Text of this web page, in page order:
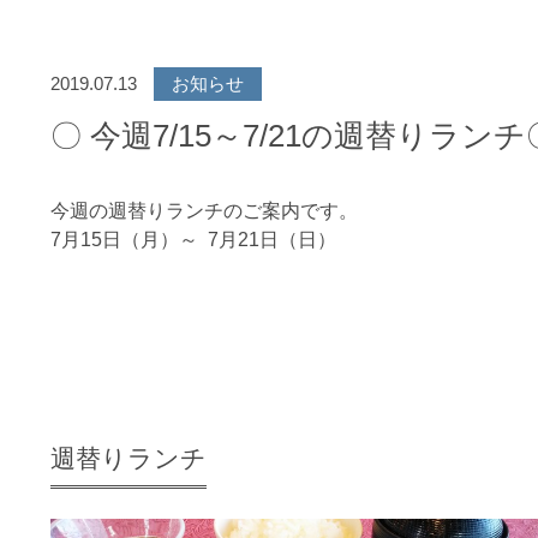
2019.07.13 お知らせ
〇 今週7/15～7/21の週替りランチ
今週の週替りランチのご案内です。
7月15日（月）～ 7月21日（日）
週替りランチ